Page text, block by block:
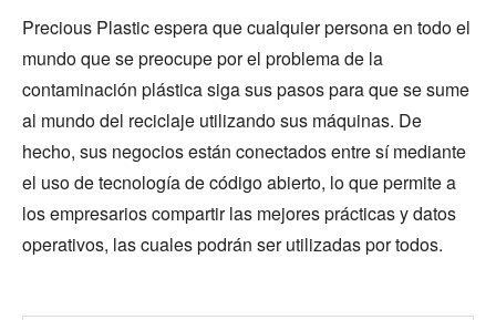
Precious Plastic espera que cualquier persona en todo el
mundo que se preocupe por el problema de la
contaminación plástica siga sus pasos para que se sume
al mundo del reciclaje utilizando sus máquinas. De
hecho, sus negocios están conectados entre sí mediante
el uso de tecnología de código abierto, lo que permite a
los empresarios compartir las mejores prácticas y datos
operativos, las cuales podrán ser utilizadas por todos.